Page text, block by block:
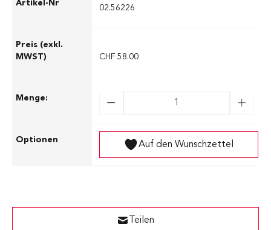
02.56226
CHF 58.00
Auf den Wunschzettel
Teilen